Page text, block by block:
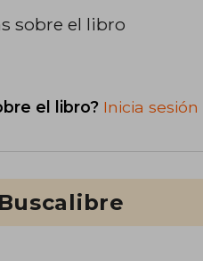
sobre el libro
el libro? Inicia sesión